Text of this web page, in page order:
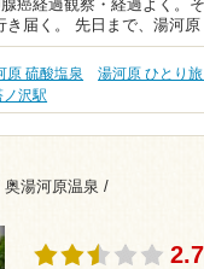
腺癌経過観察・経過よく
き届く。 先日まで、湯河
原 硫酸塩泉 湯河原 ひとり
ノ沢駅
湯河原温泉 /